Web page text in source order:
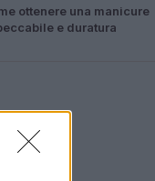
ottenere una manicure
e duratura